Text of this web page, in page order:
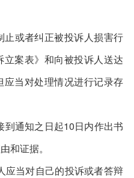
。
或者纠正被投诉人损害行
案表》和向被投诉人送达
应当对处理情况进行记录存
通知之日起10日内作出书
理由和证据。
当对自己的投诉或者答辩